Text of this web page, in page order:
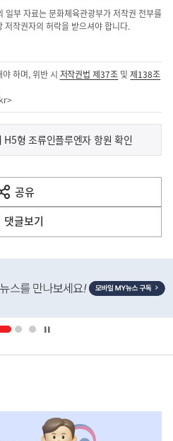
일부 자료는 문화체육관광부가 저작권 전부를
저작권자의 허락을 받으셔야 합니다.
하며, 위반 시 저작권법 제37조 및제138조
>
형 조류인플루엔자 항원 확인
공유
열
기
댓글보기